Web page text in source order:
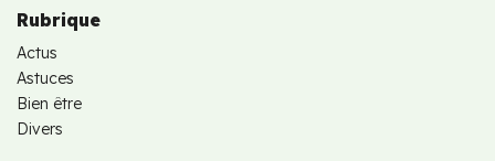
Rubrique
Actus
Astuces
Bien être
Divers